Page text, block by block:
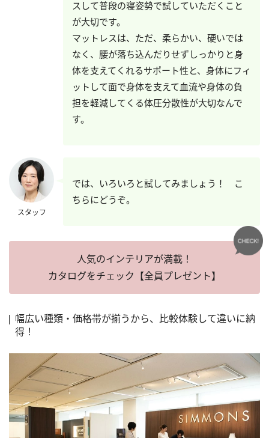
スして普段の寝姿勢で試していただくこと
が大切です。
マットレスは、ただ、柔らかい、硬いでは
なく、腰が落ち込んだりせずしっかりと身
体を支えてくれるサポート性と、身体にフィ
ットして面で身体を支えて血流や身体の負
担を軽減してくる体圧分散性が大切なんで
す。
スタッフ
では、いろいろと試してみましょう！ こ
ちらにどうぞ。
人気のインテリアが満載！
カタログをチェック【全員プレゼント】
幅広い種類・価格帯が揃うから、比較体験して違いに納
得！